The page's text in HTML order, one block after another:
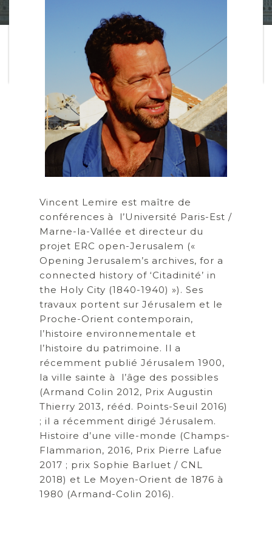
Vincent Lemire est maître de
conférences à l’Université Paris-Est /
Marne-la-Vallée et directeur du
projet ERC open-Jerusalem («
Opening Jerusalem’s archives, for a
connected history of ‘Citadinité’ in
the Holy City (1840-1940) »). Ses
travaux portent sur Jérusalem et le
Proche-Orient contemporain,
l’histoire environnementale et
l’histoire du patrimoine. Il a
récemment publié Jérusalem 1900,
la ville sainte à l’âge des possibles
(Armand Colin 2012, Prix Augustin
Thierry 2013, rééd. Points-Seuil 2016)
; il a récemment dirigé Jérusalem.
Histoire d’une ville-monde (Champs-
Flammarion, 2016, Prix Pierre Lafue
2017 ; prix Sophie Barluet / CNL
2018) et Le Moyen-Orient de 1876 à
1980 (Armand-Colin 2016).